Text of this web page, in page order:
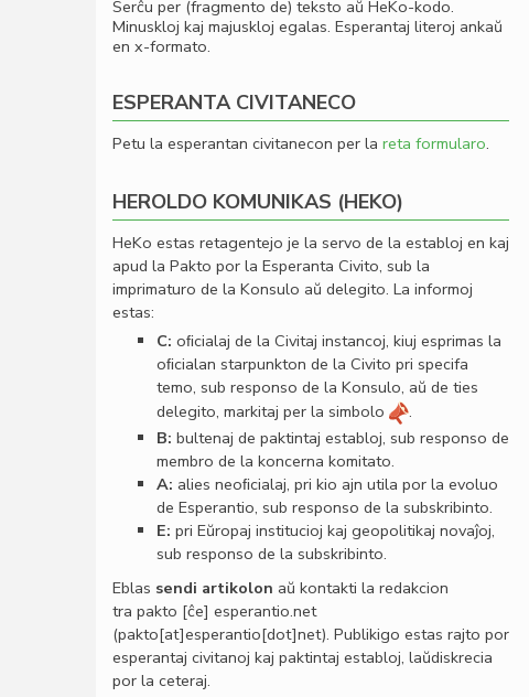
Serĉu per (fragmento de) teksto aŭ HeKo-kodo.
Minuskloj kaj majuskloj egalas. Esperantaj literoj ankaŭ
en x-formato.
ESPERANTA CIVITANECO
Petu la esperantan civitanecon per la reta formularo.
HEROLDO KOMUNIKAS (HEKO)
HeKo estas retagentejo je la servo de la establoj en kaj
apud la Pakto por la Esperanta Civito, sub la
imprimaturo de la Konsulo aŭ delegito. La informoj
estas:
C: oﬁcialaj de la Civitaj instancoj, kiuj esprimas la
oﬁcialan starpunkton de la Civito pri specifa
temo, sub responso de la Konsulo, aŭ de ties
delegito, markitaj per la simbolo
.
B: bultenaj de paktintaj establoj, sub responso de
membro de la koncerna komitato.
A: alies neoﬁcialaj, pri kio ajn utila por la evoluo
de Esperantio, sub responso de la subskribinto.
E: pri Eŭropaj institucioj kaj geopolitikaj novaĵoj,
sub responso de la subskribinto.
Eblas sendi artikolon aŭ kontakti la redakcion
tra pakto [ĉe] esperantio.net
(pakto[at]esperantio[dot]net). Publikigo estas rajto por
esperantaj civitanoj kaj paktintaj establoj, laŭdiskrecia
por la ceteraj.